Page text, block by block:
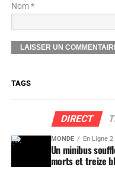
Nom *
TAGS
DIRECT
MONDE En Ligne
Un minibus
morts et treize